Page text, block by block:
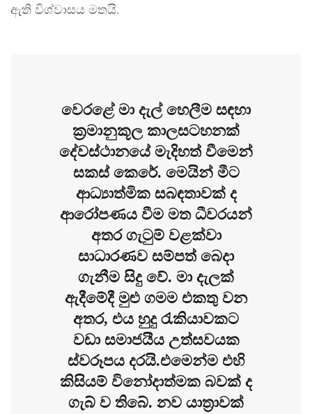
ඇති විශ්වාසය මතයි.
වෙරළේ මා දැල් හෙලීම සඳහා
ක්‍රමානුකූල කාලසටහනක්
දේවස්ථානයේ මැදිහත් වීමෙන්
සකස් කෙරේ. මෙයින් මීට
ආධ්‍යාත්මික සබඳතාවක් ද
ආරෝපණය වීම මත ධීවරයන්
අතර ගැටුම් වළක්වා
සාධාරණව සම්පත් බෙදා
ගැනීම සිදු වේ. මා දැලක්
ඇදීමේදී මුළු ගමම එකතු වන
අතර, එය හුදු රැකියාවකට
වඩා සමාජයීය උත්සවයක
ස්වරූපය දරයි.එමෙන්ම එහි
කිසියම් විනෝදාත්මක බවක් ද
ගැබ් ව තිබේ. නව යාත්‍රාවක්